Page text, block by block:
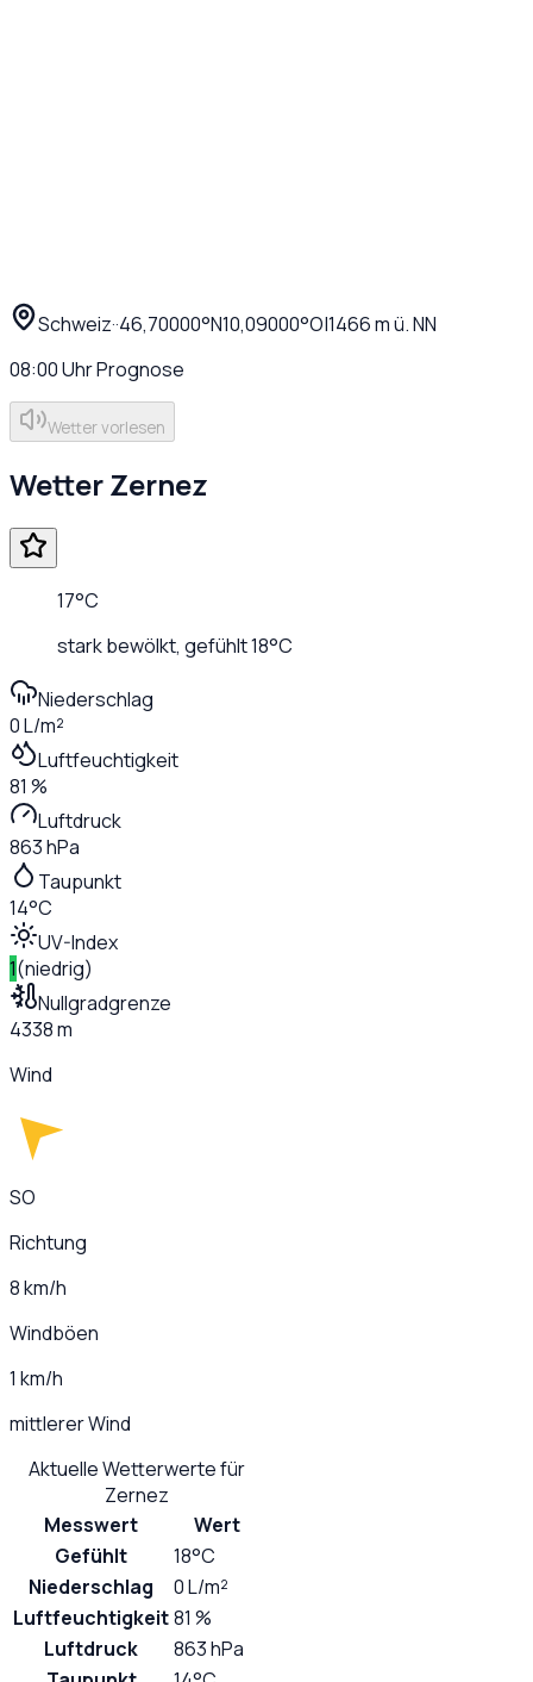
Schweiz··46,70000°N10,09000°O|1466m ü. NN
08:00UhrPrognose
Wetter vorlesen
WetterZernez
17°C
stark bewölkt, gefühlt18°C
Niederschlag
0 L/m²
Luftfeuchtigkeit
81 %
Luftdruck
863 hPa
Taupunkt
14°C
UV-Index
1(niedrig)
Nullgradgrenze
4338 m
Wind
SO
Richtung
8 km/h
Windböen
1 km/h
mittlerer Wind
Aktuelle Wetterwerte für
Zernez
Messwert
Wert
Gefühlt
18°C
Niederschlag
0 L/m²
Luftfeuchtigkeit81 %
Luftdruck
863 hPa